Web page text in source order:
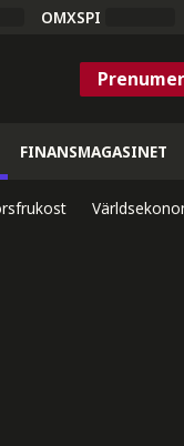
OMXSPI
FINANSMAGASINET